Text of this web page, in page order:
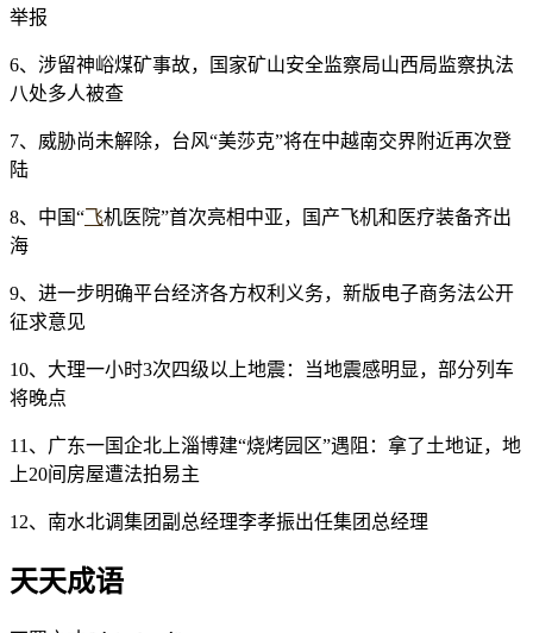
举报
6、涉留神峪煤矿事故，国家矿山安全监察局山西局监察执法
八处多人被查
7、威胁尚未解除，台风“美莎克”将在中越南交界附近再次登
陆
8、中国“飞机医院”首次亮相中亚，国产飞机和医疗装备齐出
海
9、进一步明确平台经济各方权利义务，新版电子商务法公开
征求意见
10、大理一小时3次四级以上地震：当地震感明显，部分列车
将晚点
11、广东一国企北上淄博建“烧烤园区”遇阻：拿了土地证，地
上20间房屋遭法拍易主
12、南水北调集团副总经理李孝振出任集团总经理
天天成语